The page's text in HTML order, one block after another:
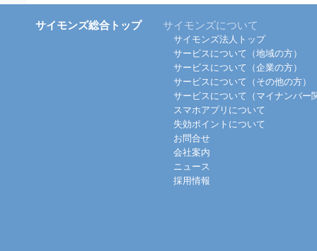
サイモンズ総合トップ サイモンズについて
サイモンズ法人トップ
サービスについて（地域の方）
サービスについて（企業の方）
サービスについて（その他の方）
サービスについて（マイナンバー
スマホアプリについて
失効ポイントについて
お問合せ
会社案内
ニュース
採用情報